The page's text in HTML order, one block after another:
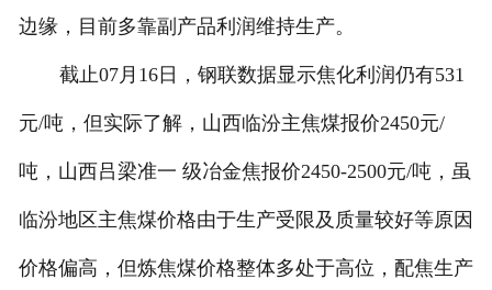
边缘，目前多靠副产品利润维持生产。
截止07月16日，钢联数据显示焦化利润仍有531
元/吨，但实际了解，山西临汾主焦煤报价2450元/
吨，山西吕梁准一 级冶金焦报价2450-2500元/吨，虽
临汾地区主焦煤价格由于生产受限及质量较好等原因
价格偏高，但炼焦煤价格整体多处于高位，配焦生产